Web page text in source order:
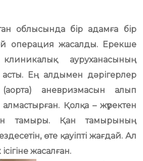
облысында бір адамға бір
операция жасалды. Ерекше
ауруханасының
асты. Ең алдымен дәрігерлер
(аорта) аневризмасын алып
Қолқа – жүректен
тамыры. Қан тамырының
өте қауіпті жағдай. Ал
жасалған.